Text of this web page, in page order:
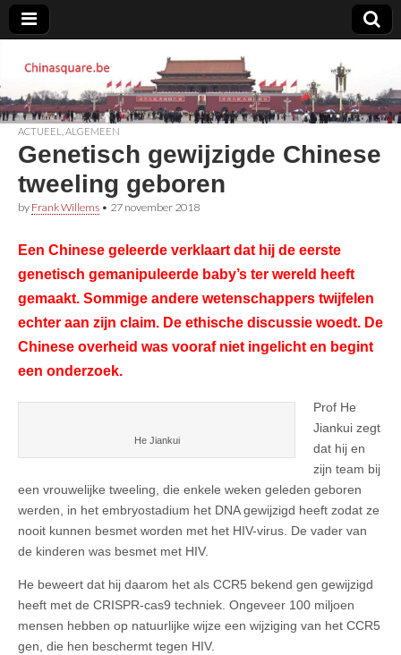
Chinasquare.be
ACTUEEL ALGEMEEN
Genetisch gewijzigde Chinese
tweeling geboren
by Frank Willems • 27 november 2018
Een Chinese geleerde verklaart dat hij de eerste
genetisch gemanipuleerde baby’s ter wereld heeft
gemaakt. Sommige andere wetenschappers twijfelen
echter aan zijn claim. De ethische discussie woedt. De
Chinese overheid was vooraf niet ingelicht en begint
een onderzoek.
He Jiankui
Prof He
Jiankui zegt
dat hij en
zijn team bij
een vrouwelijke tweeling, die enkele weken geleden geboren
werden, in het embryostadium het DNA gewijzigd heeft zodat ze
nooit kunnen besmet worden met het HIV-virus. De vader van
de kinderen was besmet met HIV.
He beweert dat hij daarom het als CCR5 bekend gen gewijzigd
heeft met de CRISPR-cas9 techniek. Ongeveer 100 miljoen
mensen hebben op natuurlijke wijze een wijziging van het CCR5
gen, die hen beschermt tegen HIV.